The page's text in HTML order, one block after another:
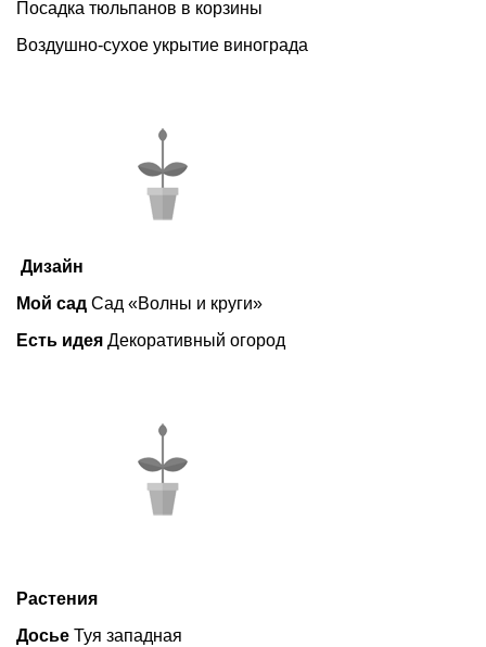
Посадка тюльпанов в корзины
Воздушно-сухое укрытие винограда
Дизайн
Мой сад Сад «Волны и круги»
Есть идея Декоративный огород
Растения
Досье Туя западная